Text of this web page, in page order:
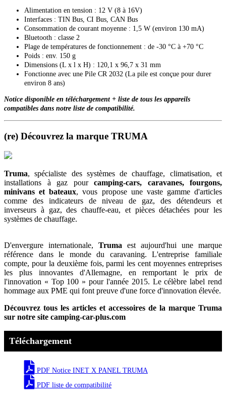
Alimentation en tension : 12 V (8 à 16V)
Interfaces : TIN Bus, CI Bus, CAN Bus
Consommation de courant moyenne : 1,5 W (environ 130 mA)
Bluetooth : classe 2
Plage de températures de fonctionnement : de -30 °C à +70 °C
Poids : env. 150 g
Dimensions (L x l x H) : 120,1 x 96,7 x 31 mm
Fonctionne avec une Pile CR 2032 (La pile est conçue pour durer
environ 8 ans)
Notice disponible en téléchargement + liste de tous les appareils
compatibles dans notre liste de compatibilité.
(re) Découvrez la marque TRUMA
Truma, spécialiste des systèmes de chauffage, climatisation, et
installations à gaz pour camping-cars, caravanes, fourgons,
minivans et bateaux, vous propose une vaste gamme d'articles
comme des indicateurs de niveau de gaz, des détendeurs et
inverseurs à gaz, des chauffe-eau, et pièces détachées pour les
systèmes de chauffage.
D'envergure internationale, Truma est aujourd'hui une marque
référence dans le monde du caravaning. L'entreprise familiale
compte, pour la deuxième fois, parmi les cent moyennes entreprises
les plus innovantes d'Allemagne, en remportant le prix de
l'innovation « Top 100 » pour l'année 2015. Le célèbre label rend
hommage aux PME qui font preuve d'une force d'innovation élevée.
Découvrez tous les articles et accessoires de la marque Truma
sur notre site camping-car-plus.com
Téléchargement
PDF Notice INET X PANEL TRUMA
PDF liste de compatibilité